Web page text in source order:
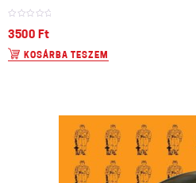
3500 Ft
KOSÁRBA TESZEM